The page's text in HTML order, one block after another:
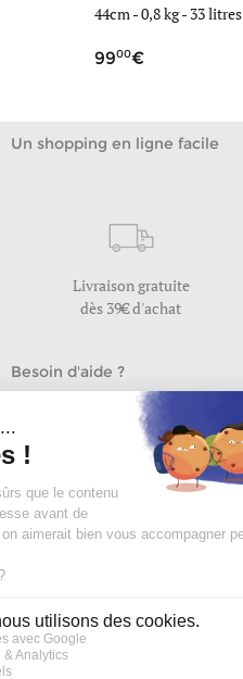
44cm -0,8 kg- 33 litres
9900
Un shopping en ligne facile
Livraison gratuite
dès 39€ d'achat
Besoin d'aide ?
Nous répondons à vos questions
du lundi au vendredi de 9h30 à 17h
Nous contacter